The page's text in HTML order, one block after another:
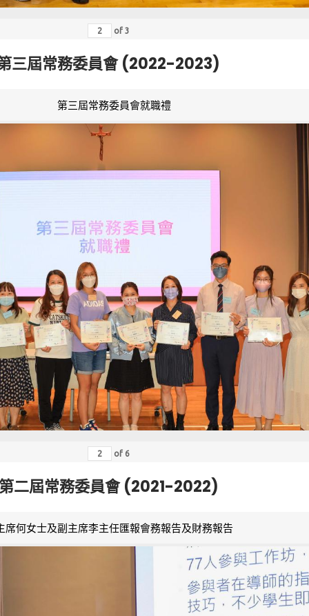
of 3
三屆常務委員會 (2022-2023)
第三屆常務委員會就職禮
of 6
二屆常務委員會 (2021-2022)
席何女士及副主席李主任匯報會務報告及財務報告